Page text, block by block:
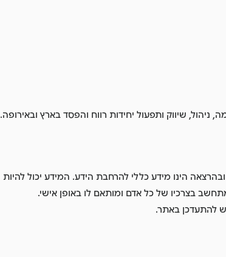
ניהול, שיווק ותפעול יחידות רווח והפסד בארץ ובאירופה.
הינו מידע כללי להרחבת הידע. המידע יכול להיות
בצרכיו של כל אדם ומותאם לו באופן אישי.
להתעדכן באתר.